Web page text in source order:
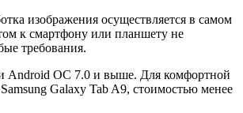
изображения осуществляется в самом
к смартфону или планшету не
требования.
Android OC 7.0 и выше. Для комфортной
Galaxy Tab A9, стоимостью менее